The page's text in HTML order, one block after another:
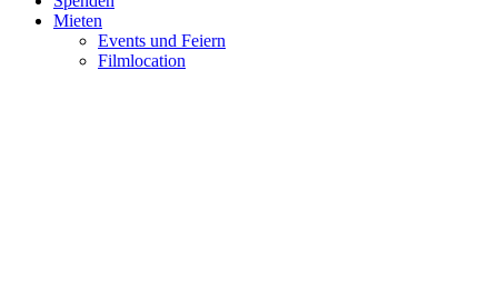
Mieten
Events und Feiern
Filmlocation